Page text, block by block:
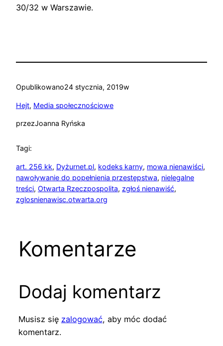
30/32 w Warszawie.
Opublikowano24 stycznia, 2019w
Hejt, Media społecznościowe
przezJoanna Ryńska
Tagi:
art. 256 kk, Dyżurnet.pl, kodeks karny, mowa nienawiści
nawoływanie do popełnienia przestępstwa, nielegalne
treści, Otwarta Rzeczpospolita, zgłoś nienawiść
zglosnienawisc.otwarta.org
Komentarze
Dodaj komentarz
Musisz się zalogować, aby móc dodać
komentarz.